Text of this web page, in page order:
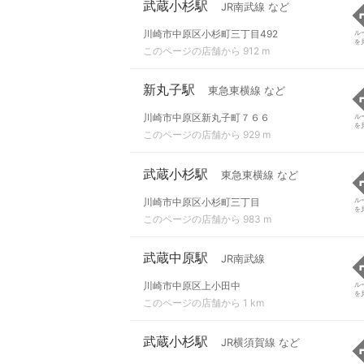
武蔵小杉駅 JR南武線 など
川崎市中原区小杉町三丁目492
このページの店舗から 912 m
ル
を
新丸子駅 東急東横線 など
川崎市中原区新丸子町７６６
このページの店舗から 929 m
ル
を
武蔵小杉駅 東急東横線 など
川崎市中原区小杉町三丁目
このページの店舗から 983 m
ル
を
武蔵中原駅 JR南武線
川崎市中原区上小田中
このページの店舗から 1 km
ル
を
武蔵小杉駅 JR横須賀線 など